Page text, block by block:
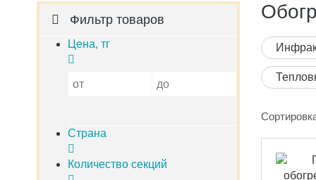
Фильтр товаров
Цена, тг
от до
Страна
Количество секций